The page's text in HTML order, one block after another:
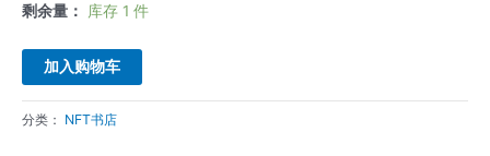
剩余量： 库存 1 件
加入购物车
分类： NFT书店